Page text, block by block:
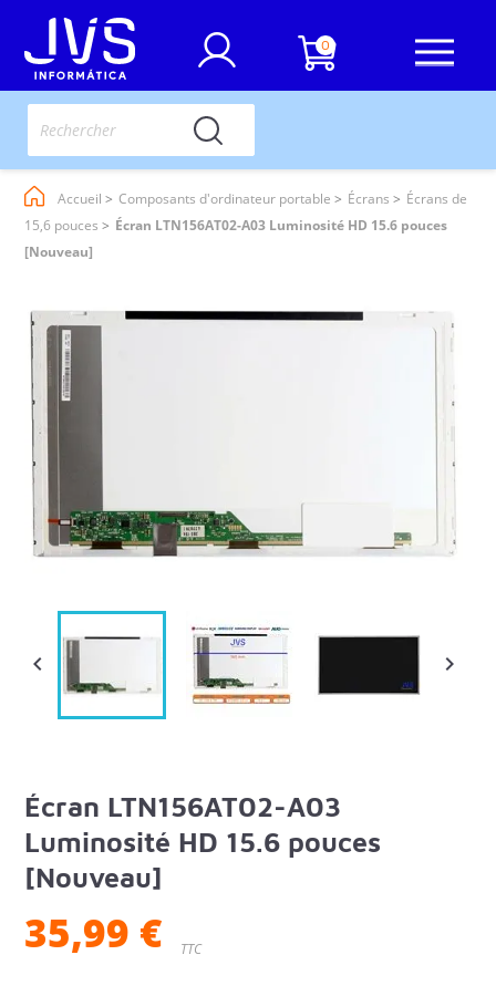
0
Accueil Composants d'ordinateur portable Écrans
Écrans de
15,6 pouces
Écran LTN156AT02-A03 Luminosité HD 15.6 pouces
[Nouveau]
 
Écran LTN156AT02-A03
Luminosité HD 15.6 pouces
[Nouveau]
35,99 € TTC